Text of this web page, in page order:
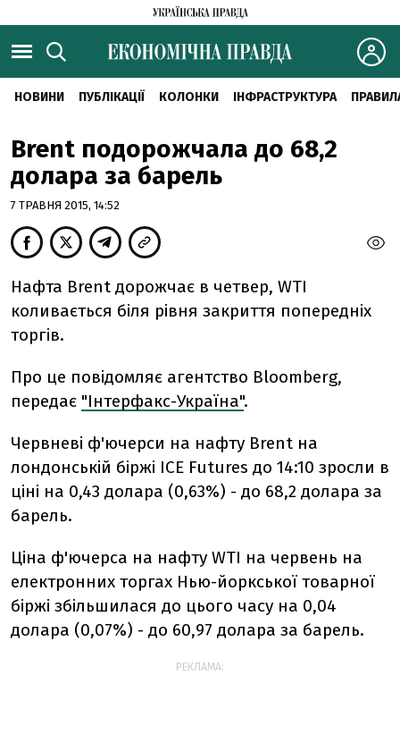
НОВИНИ ПУБЛІКАЦІЇ КОЛОНКИ ІНФРАСТРУКТУРА
Brent подорожчала до 68,2
долара за барель
7 ТРАВНЯ 2015, 14:52
Нафта Brent дорожчає в четвер, WTI
коливається біля рівня закриття попередніх
торгів.
Про це повідомляє агентство Bloomberg,
передає "Інтерфакс-Україна".
Червневі ф'ючерси на нафту Brent на
лондонській біржі ICE Futures до 14:10 зросли в
ціні на 0,43 долара (0,63%) - до 68,2 долара за
барель.
Ціна ф'ючерса на нафту WTI на червень на
електронних торгах Нью-йоркської товарної
біржі збільшилася до цього часу на 0,04
долара (0,07%) - до 60,97 долара за барель.
РЕКЛАМА: